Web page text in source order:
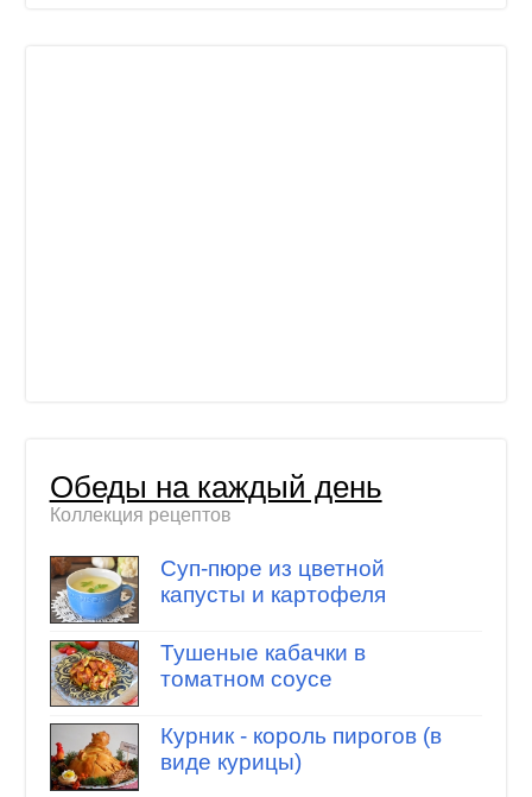
Обеды на каждый день
Коллекция рецептов
Суп-пюре из цветной
капусты и картофеля
Тушеные кабачки в
томатном соусе
Курник - король пирогов (в
виде курицы)